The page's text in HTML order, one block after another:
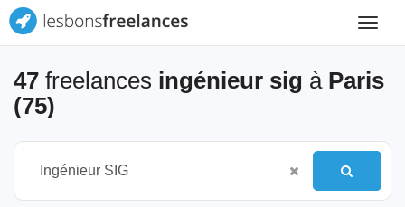
Toggle
47 freelances ingénieur sig à Paris
(75)